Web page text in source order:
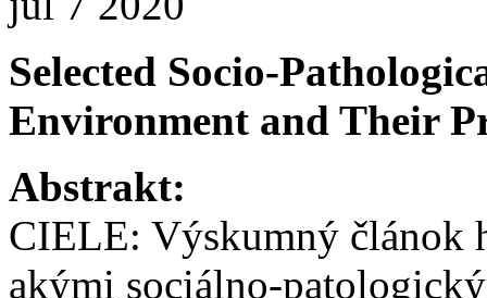
Selected Socio-
Environment and Their
Abstrakt:
CIELE: Výskumný článok
akými sociálno-